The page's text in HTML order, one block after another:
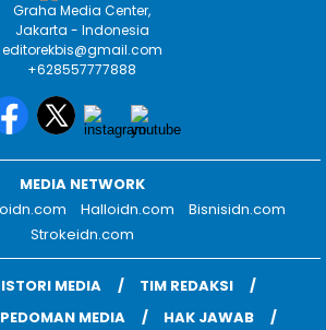
Graha Media Center,
Jakarta - Indonesia
editorekbis@gmail.com
+628557777888
MEDIA NETWORK
Halloidn.com
Bisnisidn.com
Strokeidn.com
MEDIA
TIM REDAKSI
PEDOMAN MEDIA
HAK JAWAB